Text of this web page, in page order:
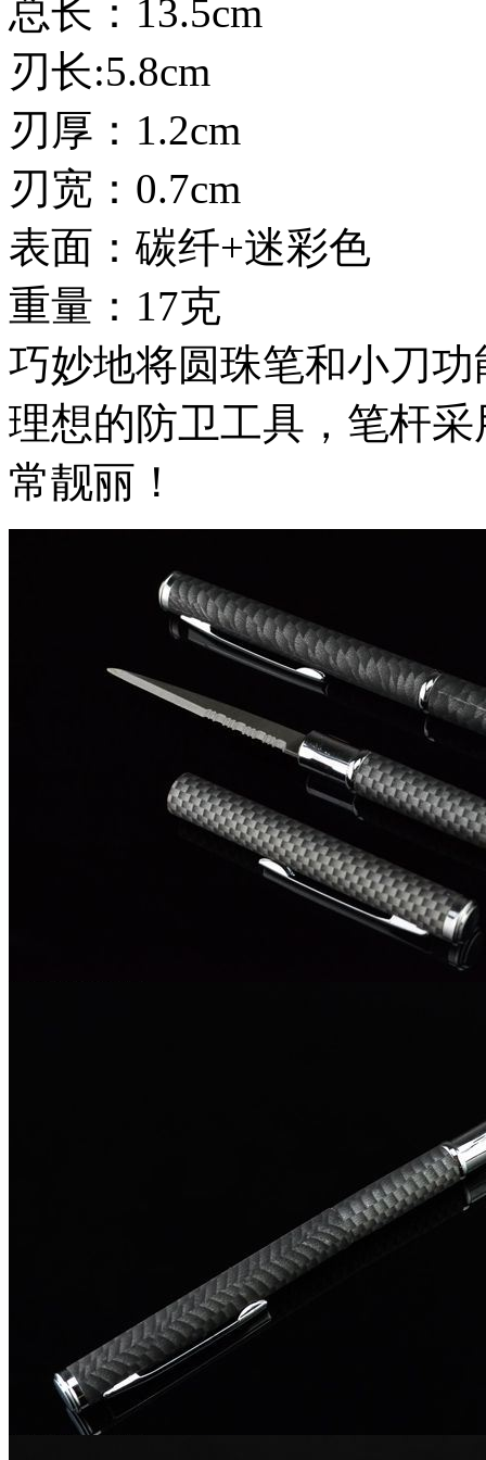
总长：13.5cm
刃长:5.8cm
刃厚：1.2cm
刃宽：0.7cm
表面：碳纤+迷彩色
重量：17克
巧妙地将圆珠笔和小刀
理想的防卫工具，笔杆
常靓丽！